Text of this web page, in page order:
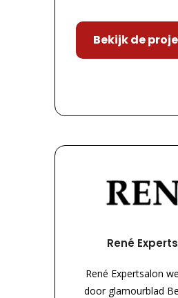
Bekijk de
René
René Expertsalon
door glamourblad